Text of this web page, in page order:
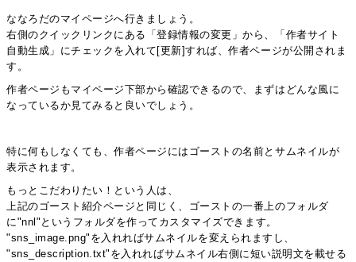
ななろだのマイページへ行きましょう。
右側のクイックリンクにある「登録情報の変更」から、「作者サイト
自動生成」にチェックを入れて[更新]すれば、作者ページが公開されま
す。
作者ページもマイページ下部から確認できるので、まずはどんな風に
なっているか見てみると良いでしょう。
特に何もしなくても、作者ページにはゴーストの名前とサムネイルが
表示されます。
もっとこだわりたい！という人は、
上記のゴースト紹介ページと同じく、ゴーストの一番上のフォルダ
に"nnl"というフォルダを作ってカスタマイズできます。
"sns_image.png"を入れればサムネイルを変えられますし、
"sns_description.txt"を入れればサムネイル右側に短い説明文を載せる